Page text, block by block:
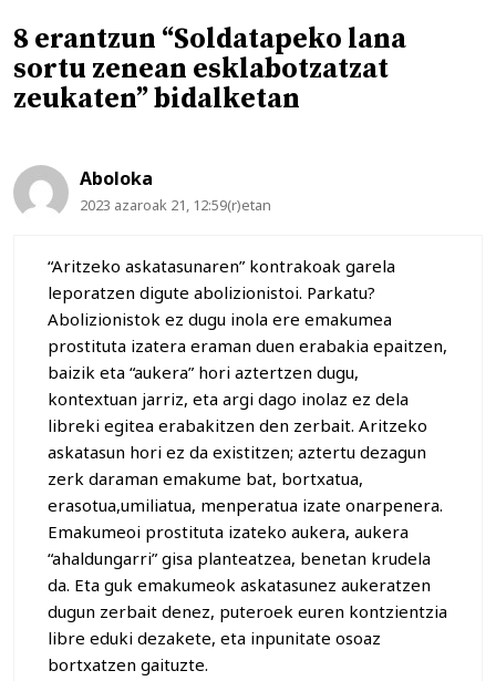
8 erantzun “Soldatapeko lana
sortu zenean esklabotzatzat
zeukaten” bidalketan
Aboloka
2023 azaroak 21, 12:59(r)etan
“Aritzeko askatasunaren” kontrakoak garela
leporatzen digute abolizionistoi. Parkatu?
Abolizionistok ez dugu inola ere emakumea
prostituta izatera eraman duen erabakia epaitzen,
baizik eta “aukera” hori aztertzen dugu,
kontextuan jarriz, eta argi dago inolaz ez dela
libreki egitea erabakitzen den zerbait. Aritzeko
askatasun hori ez da existitzen; aztertu dezagun
zerk daraman emakume bat, bortxatua,
erasotua,umiliatua, menperatua izate onarpenera.
Emakumeoi prostituta izateko aukera, aukera
“ahaldungarri” gisa planteatzea, benetan krudela
da. Eta guk emakumeok askatasunez aukeratzen
dugun zerbait denez, puteroek euren kontzientzia
libre eduki dezakete, eta inpunitate osoaz
bortxatzen gaituzte.